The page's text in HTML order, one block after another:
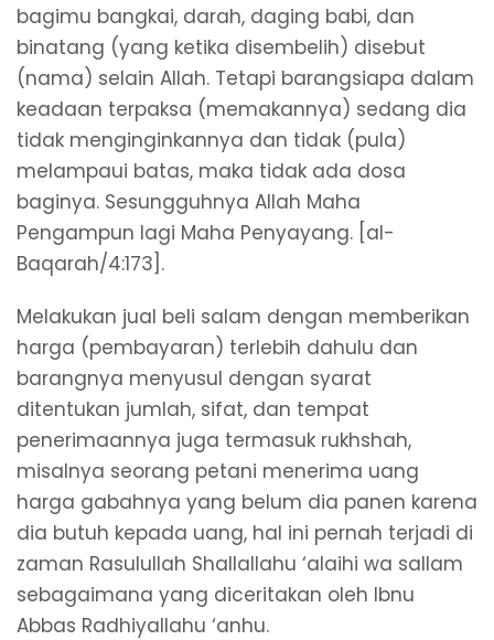
bagimu bangkai, darah, daging babi, dan
binatang (yang ketika disembelih) disebut
(nama) selain Allah. Tetapi barangsiapa dalam
keadaan terpaksa (memakannya) sedang dia
tidak menginginkannya dan tidak (pula)
melampaui batas, maka tidak ada dosa
baginya. Sesungguhnya Allah Maha
Pengampun lagi Maha Penyayang. [al-
Baqarah/4:173].
Melakukan jual beli salam dengan memberikan
harga (pembayaran) terlebih dahulu dan
barangnya menyusul dengan syarat
ditentukan jumlah, sifat, dan tempat
penerimaannya juga termasuk rukhshah,
misalnya seorang petani menerima uang
harga gabahnya yang belum dia panen karena
dia butuh kepada uang, hal ini pernah terjadi di
zaman Rasulullah Shallallahu ‘alaihi wa sallam
sebagaimana yang diceritakan oleh Ibnu
Abbas Radhiyallahu ‘anhu.